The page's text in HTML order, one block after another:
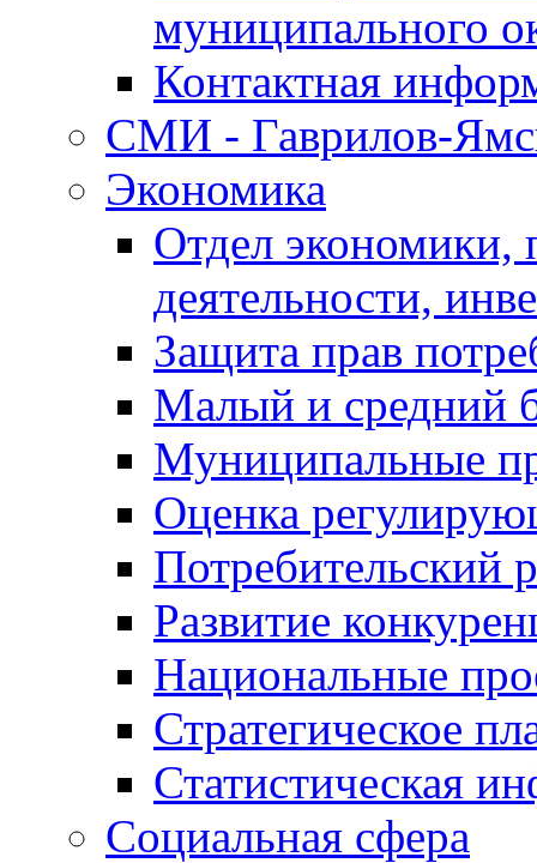
муниципального
Контактная
СМИ - Гаврилов-
Экономика
Отдел экономики,
деятельности,
Защита прав
Малый и средний
Муниципальные
Оценка
Потребительский
Развитие
Национальные
Стратегическое
Статистическая
Социальная сфера